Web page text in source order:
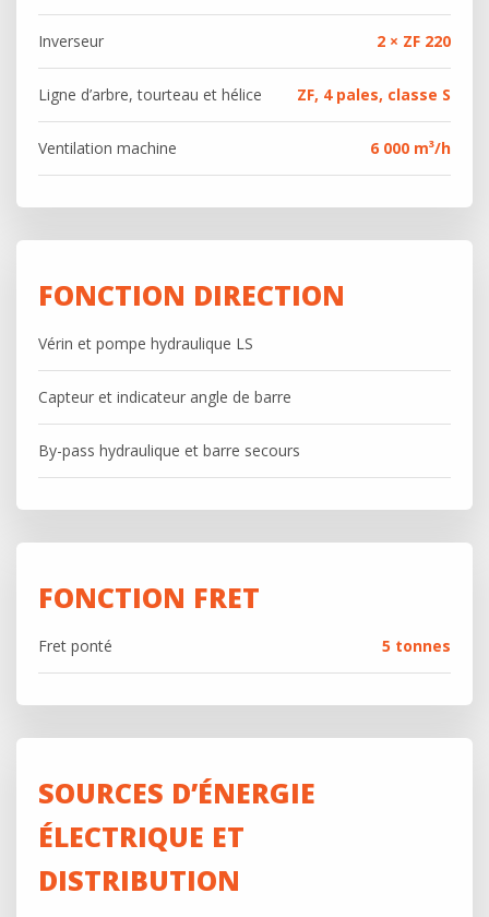
Inverseur 2 × ZF 220
Ligne d’arbre, tourteau et hélice ZF, 4 pales, classe S
Ventilation machine 6 000 m³/h
FONCTION DIRECTION
Vérin et pompe hydraulique LS
Capteur et indicateur angle de barre
By-pass hydraulique et barre secours
FONCTION FRET
Fret ponté 5 tonnes
SOURCES D’ÉNERGIE
ÉLECTRIQUE ET
DISTRIBUTION